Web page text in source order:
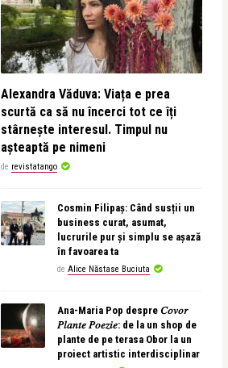
Alexandra Văduva: Viața e prea
scurtă ca să nu încerci tot ce îți
stârnește interesul. Timpul nu
așteaptă pe nimeni
de revistatango
Cosmin Filipaș: Când susții un
business curat, asumat,
lucrurile pur și simplu se așază
în favoarea ta
de Alice Năstase Buciuta
Ana-Maria Pop despre 𝐶𝑜𝑣𝑜𝑟
𝑃𝑙𝑎𝑛𝑡𝑒 𝑃𝑜𝑒𝑧𝑖𝑒: de la un shop de
plante de pe terasa Obor la un
proiect artistic interdisciplinar